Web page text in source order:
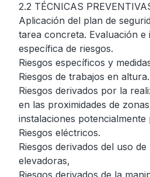
2.2 TÉCNICAS
Aplicación del plan de
tarea concreta. Evaluación e
específica de riesgos.
Riesgos específicos y
Riesgos de trabajos en altura.
Riesgos derivados por la
en las proximidades de
instalaciones potencialmente
Riesgos eléctricos.
Riesgos derivados del uso de
elevadoras,